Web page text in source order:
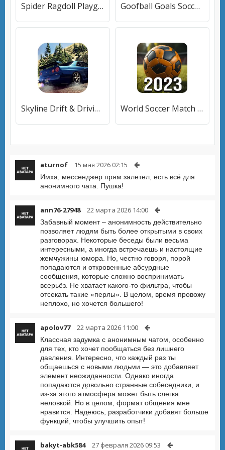
Spider Ragdoll Playground: Iron Human Goofball Goals Soccer Game 3D
Skyline Drift & Driving Simulator World Soccer Match 2023
aturnof 15 мая 2026 02:15
Имха, мессенджер прям залетел, есть всё для
анонимного чата. Пушка!
ann76-27948 22 марта 2026 14:00
Забавный момент – анонимность действительно
позволяет людям быть более открытыми в своих
разговорах. Некоторые беседы были весьма
интересными, а иногда встречаешь и настоящие
жемчужины юмора. Но, честно говоря, порой
попадаются и откровенные абсурдные
сообщения, которые сложно воспринимать
всерьёз. Не хватает какого-то фильтра, чтобы
отсекать такие «перлы». В целом, время провожу
неплохо, но хочется большего!
apolov77 22 марта 2026 11:00
Классная задумка с анонимным чатом, особенно
для тех, кто хочет пообщаться без лишнего
давления. Интересно, что каждый раз ты
общаешься с новыми людьми — это добавляет
элемент неожиданности. Однако иногда
попадаются довольно странные собеседники, и
из-за этого атмосфера может быть слегка
неловкой. Но в целом, формат общения мне
нравится. Надеюсь, разработчики добавят больше
функций, чтобы улучшить опыт!
bakyt-abk584 27 февраля 2026 09:53